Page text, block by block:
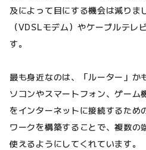
及によって目にする機会は減りま
（VDSLモデム）やケーブルテレ
す。
最も身近なのは、「ルーター」か
ソコンやスマートフォン、ゲーム
をインターネットに接続するため
ワークを構築することで、複数の
使えるようにしてくれています。